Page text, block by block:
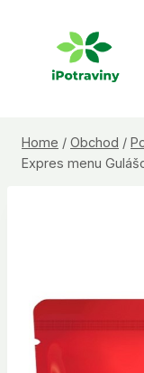
Home / Obchod /
Expres menu